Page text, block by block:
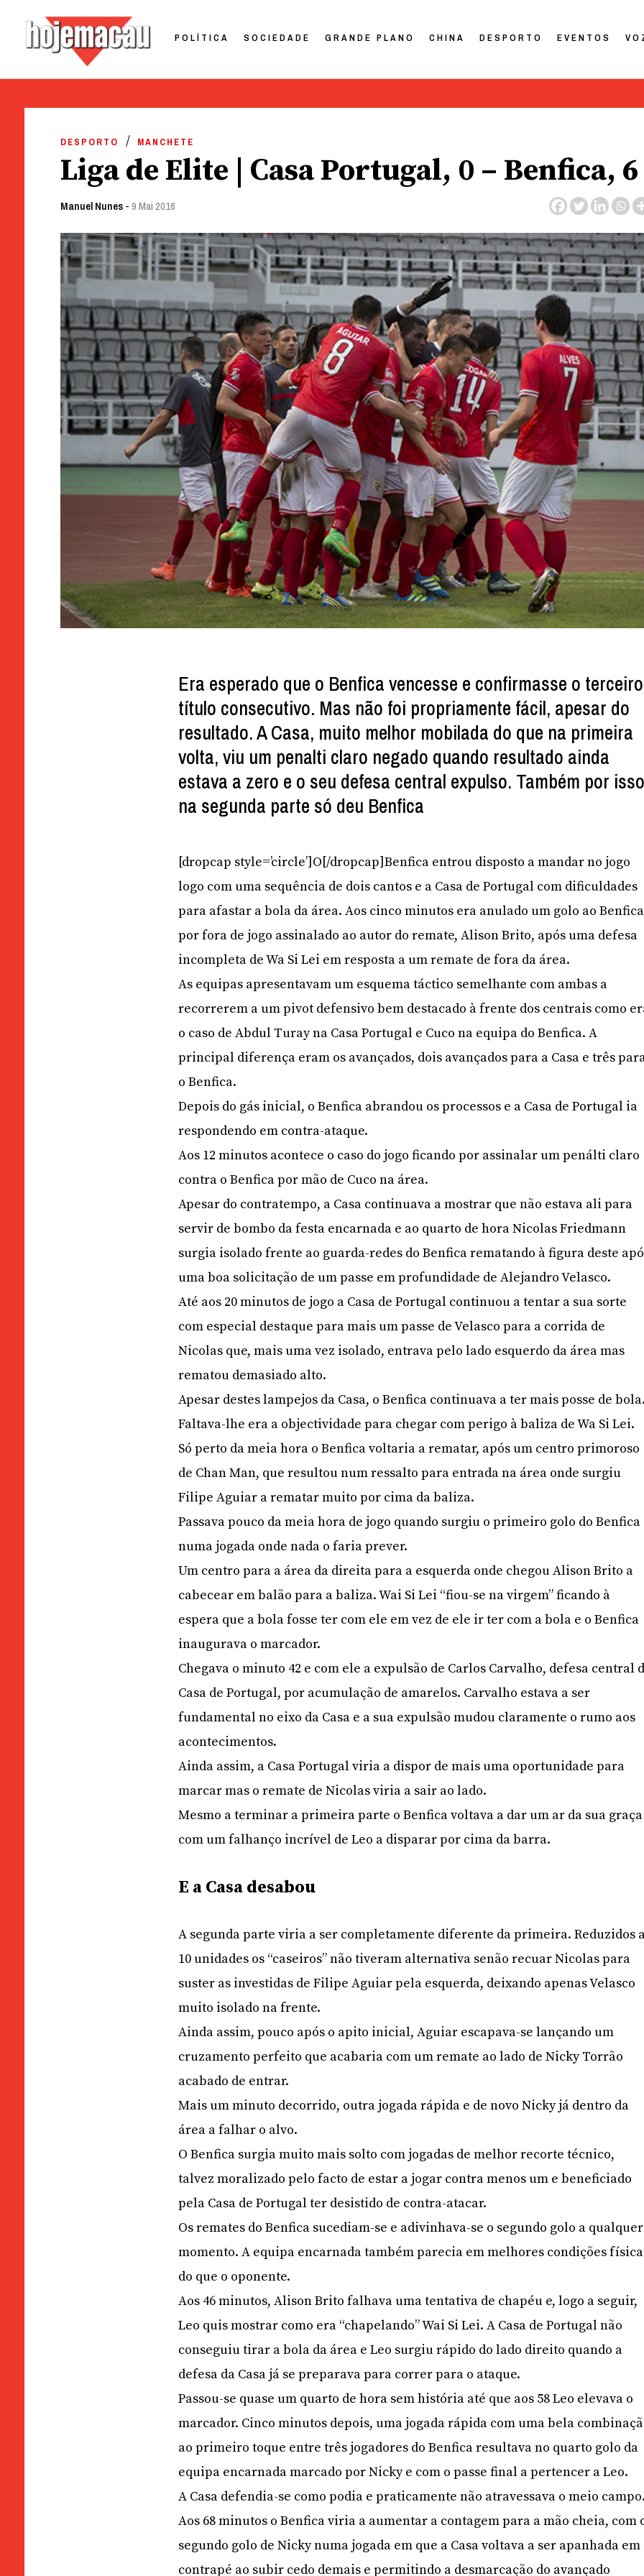
POLÍTICA SOCIEDADE GRANDE PLANO CHINA DESPORTO EVENTOS
DESPORTO MANCHETE
Liga de Elite | Casa Portugal, 0 – Benfica, 6
Manuel Nunes- 9 Mai 2016
Era esperado que o Benfica vencesse e confirmasse o terceiro
título consecutivo. Mas não foi propriamente fácil, apesar do
resultado. A Casa, muito melhor mobilada do que na primeira
volta, viu um penalti claro negado quando resultado ainda
estava a zero e o seu defesa central expulso. Também por
na segunda parte só deu Benfica
[dropcap style=’circle’]O[/dropcap]Benfica entrou disposto a mandar no jogo
logo com uma sequência de dois cantos e a Casa de Portugal com dificuldades
para afastar a bola da área. Aos cinco minutos era anulado um golo ao Benfica
por fora de jogo assinalado ao autor do remate, Alison Brito, após uma defesa
incompleta de Wa Si Lei em resposta a um remate de fora da área.
As equipas apresentavam um esquema táctico semelhante com ambas a
recorrerem a um pivot defensivo bem destacado à frente dos centrais como
o caso de Abdul Turay na Casa Portugal e Cuco na equipa do Benfica. A
principal diferença eram os avançados, dois avançados para a Casa e três
o Benfica.
Depois do gás inicial, o Benfica abrandou os processos e a Casa de Portugal ia
respondendo em contra-ataque.
Aos 12 minutos acontece o caso do jogo ficando por assinalar um penálti claro
contra o Benfica por mão de Cuco na área.
Apesar do contratempo, a Casa continuava a mostrar que não estava ali para
servir de bombo da festa encarnada e ao quarto de hora Nicolas Friedmann
surgia isolado frente ao guarda-redes do Benfica rematando à figura deste
uma boa solicitação de um passe em profundidade de Alejandro Velasco.
Até aos 20 minutos de jogo a Casa de Portugal continuou a tentar a sua sorte
com especial destaque para mais um passe de Velasco para a corrida de
Nicolas que, mais uma vez isolado, entrava pelo lado esquerdo da área mas
rematou demasiado alto.
Apesar destes lampejos da Casa, o Benfica continuava a ter mais posse de
Faltava-lhe era a objectividade para chegar com perigo à baliza de Wa Si Lei.
Só perto da meia hora o Benfica voltaria a rematar, após um centro primoroso
de Chan Man, que resultou num ressalto para entrada na área onde surgiu
Filipe Aguiar a rematar muito por cima da baliza.
Passava pouco da meia hora de jogo quando surgiu o primeiro golo do Benfica
numa jogada onde nada o faria prever.
Um centro para a área da direita para a esquerda onde chegou Alison Brito a
cabecear em balão para a baliza. Wai Si Lei “fiou-se na virgem” ficando à
espera que a bola fosse ter com ele em vez de ele ir ter com a bola e o Benfica
inaugurava o marcador.
Chegava o minuto 42 e com ele a expulsão de Carlos Carvalho, defesa central
Casa de Portugal, por acumulação de amarelos. Carvalho estava a ser
fundamental no eixo da Casa e a sua expulsão mudou claramente o rumo aos
acontecimentos.
Ainda assim, a Casa Portugal viria a dispor de mais uma oportunidade para
marcar mas o remate de Nicolas viria a sair ao lado.
Mesmo a terminar a primeira parte o Benfica voltava a dar um ar da sua graça
com um falhanço incrível de Leo a disparar por cima da barra.
E a Casa desabou
A segunda parte viria a ser completamente diferente da primeira. Reduzidos
10 unidades os “caseiros” não tiveram alternativa senão recuar Nicolas para
suster as investidas de Filipe Aguiar pela esquerda, deixando apenas Velasco
muito isolado na frente.
Ainda assim, pouco após o apito inicial, Aguiar escapava-se lançando um
cruzamento perfeito que acabaria com um remate ao lado de Nicky Torrão
acabado de entrar.
Mais um minuto decorrido, outra jogada rápida e de novo Nicky já dentro da
área a falhar o alvo.
O Benfica surgia muito mais solto com jogadas de melhor recorte técnico,
talvez moralizado pelo facto de estar a jogar contra menos um e beneficiado
pela Casa de Portugal ter desistido de contra-atacar.
Os remates do Benfica sucediam-se e adivinhava-se o segundo golo a qualquer
momento. A equipa encarnada também parecia em melhores condições
do que o oponente.
Aos 46 minutos, Alison Brito falhava uma tentativa de chapéu e, logo a seguir,
Leo quis mostrar como era “chapelando” Wai Si Lei. A Casa de Portugal não
conseguiu tirar a bola da área e Leo surgiu rápido do lado direito quando a
defesa da Casa já se preparava para correr para o ataque.
Passou-se quase um quarto de hora sem história até que aos 58 Leo elevava o
marcador. Cinco minutos depois, uma jogada rápida com uma bela
ao primeiro toque entre três jogadores do Benfica resultava no quarto golo da
equipa encarnada marcado por Nicky e com o passe final a pertencer a Leo.
A Casa defendia-se como podia e praticamente não atravessava o meio
Aos 68 minutos o Benfica viria a aumentar a contagem para a mão cheia, com
segundo golo de Nicky numa jogada em que a Casa voltava a ser apanhada em
contrapé ao subir cedo demais e permitindo a desmarcação do avançado